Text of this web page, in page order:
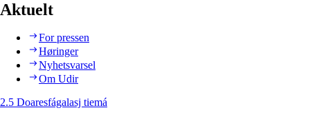
Aktuelt
For pressen
Høringer
Nyhetsvarsel
Om Udir
2.5 Doaresfágalasj tiemá